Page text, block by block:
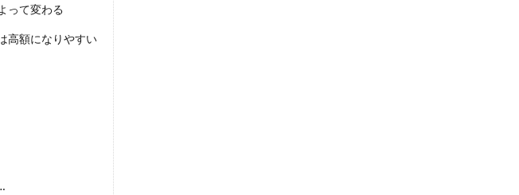
って変わる
高額になりやすい